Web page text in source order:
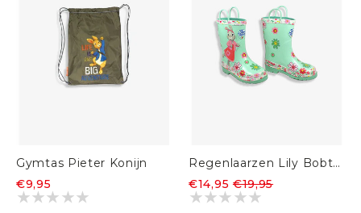
Gymtas Pieter Konijn
€9,95
Regenlaarzen Lily Bobtail
€14,95 €19,95